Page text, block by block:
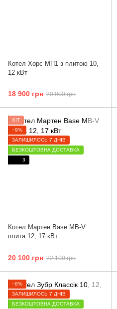
Котел Хорс МП1 з плитою 10,
12 кВт
18 900 грн 20 900 грн
ХІТ
−9%
ЗАЛИШИЛОСЬ 7 ДНІВ
БЕЗКОШТОВНА ДОСТАВКА
3
Котел Мартен Base MB-V
плита 12, 17 кВт
20 100 грн 22 100 грн
−8%
ЗАЛИШИЛОСЬ 7 ДНІВ
БЕЗКОШТОВНА ДОСТАВКА